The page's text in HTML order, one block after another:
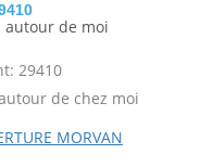
autour de moi
29410
de chez moi
MORVAN